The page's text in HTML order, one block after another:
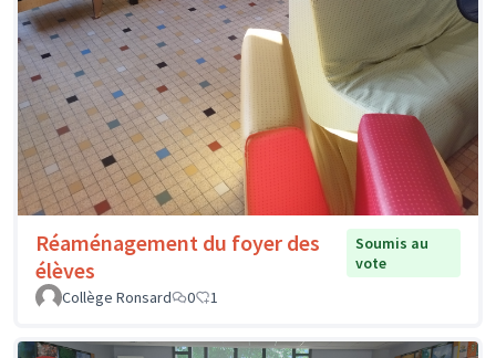
Réaménagement du foyer des
élèves
Soumis au
vote
Collège Ronsard
0 1